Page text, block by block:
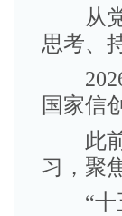
从党
思考、
2026
国家信
此前
习，聚
“十五